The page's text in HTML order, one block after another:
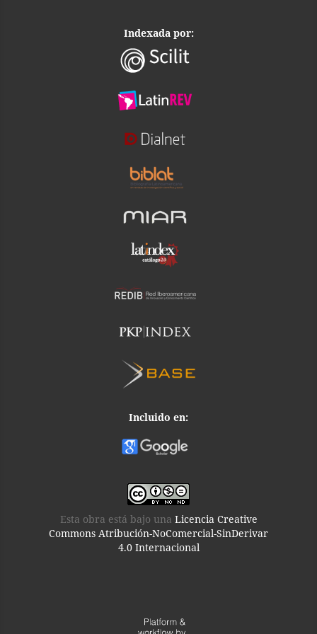
Indexada por:
Incluido en:
Esta obra está bajo una Licencia Creative
Commons Atribución-NoComercial-SinDerivar
4.0 Internacional